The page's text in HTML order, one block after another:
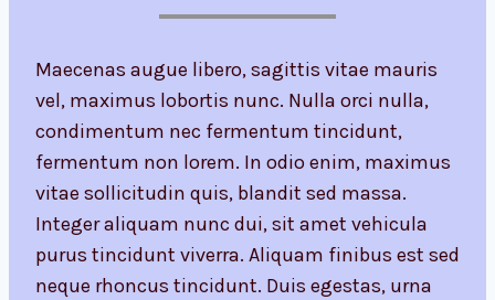
Maecenas augue libero, sagittis vitae mauris
vel, maximus lobortis nunc. Nulla orci nulla,
condimentum nec fermentum tincidunt,
fermentum non lorem. In odio enim, maximus
vitae sollicitudin quis, blandit sed massa.
Integer aliquam nunc dui, sit amet vehicula
purus tincidunt viverra. Aliquam finibus est sed
neque rhoncus tincidunt. Duis egestas, urna